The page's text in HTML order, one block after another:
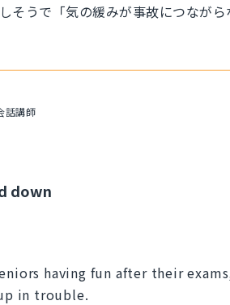
そうで「気の緩みが事故につなが
話講師
down
having fun after their
in trouble.